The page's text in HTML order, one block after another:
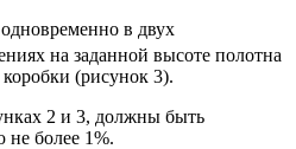
в двух
на заданной высоте полотна
(рисунок 3).
2 и 3, должны быть
более 1%.